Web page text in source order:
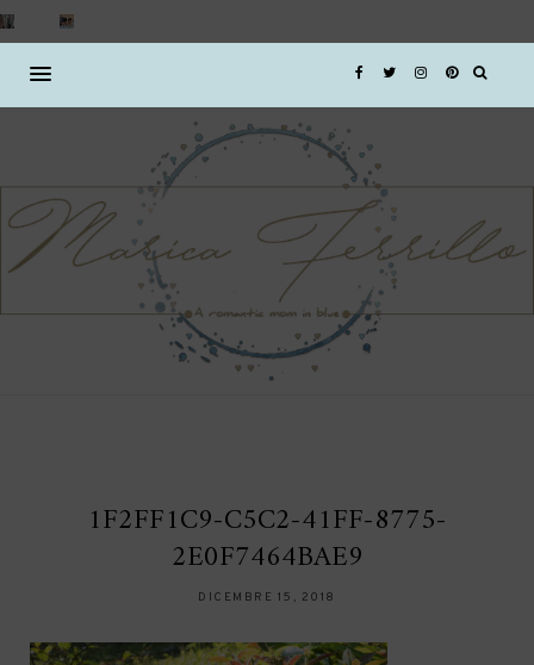
1F2FF1C9-C5C2-41FF-8775-
2E0F7464BAE9
DICEMBRE 15, 2018